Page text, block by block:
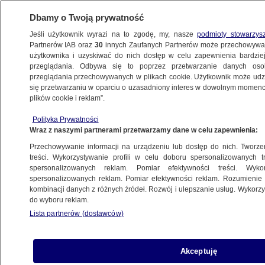
ŚWIAT
przez Rosjan Sencowa. "Ołeh jest
bohaterem"
1.12.2018, 16:05
Udostępnij
Dbamy o Twoją prywatność
Jeśli użytkownik wyrazi na to zgodę, my, naszepodmioty
Partnerów IAB oraz30 innych Zaufanych Partnerów może
użytkownika i uzyskiwać do nich dostęp w celu zapewnienia
przeglądania. Odbywa się to poprzez przetwarzanie danych
przeglądania przechowywanych w plikach cookie. Użytkownik może
się przetwarzaniu w oparciu o uzasadniony interes w dowolnym
plików cookie i reklam”.
Polityka Prywatności
Wraz z naszymi partnerami przetwarzamy dane w celu zapewnienia:
Przechowywanie informacji na urządzeniu lub dostęp do nich.
treści. Wykorzystywanie profili w celu doboru spersonalizowanych
spersonalizowanych reklam. Pomiar efektywności treści.
spersonalizowanych reklam. Pomiar efektywności reklam.
kombinacji danych z różnych źródeł. Rozwój i ulepszanie usług.
do wyboru reklam.
Lista partnerów (dostawców)
Akceptuję